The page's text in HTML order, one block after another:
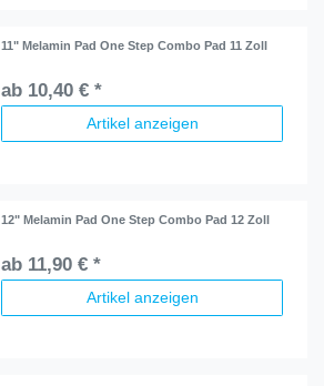
11" Melamin Pad One Step Combo Pad 11 Zoll
ab 10,40 € *
Artikel anzeigen
12" Melamin Pad One Step Combo Pad 12 Zoll
ab 11,90 € *
Artikel anzeigen